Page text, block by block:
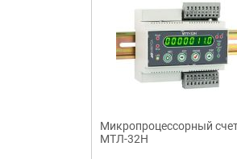
Микропроцессорный
МТЛ-32Н